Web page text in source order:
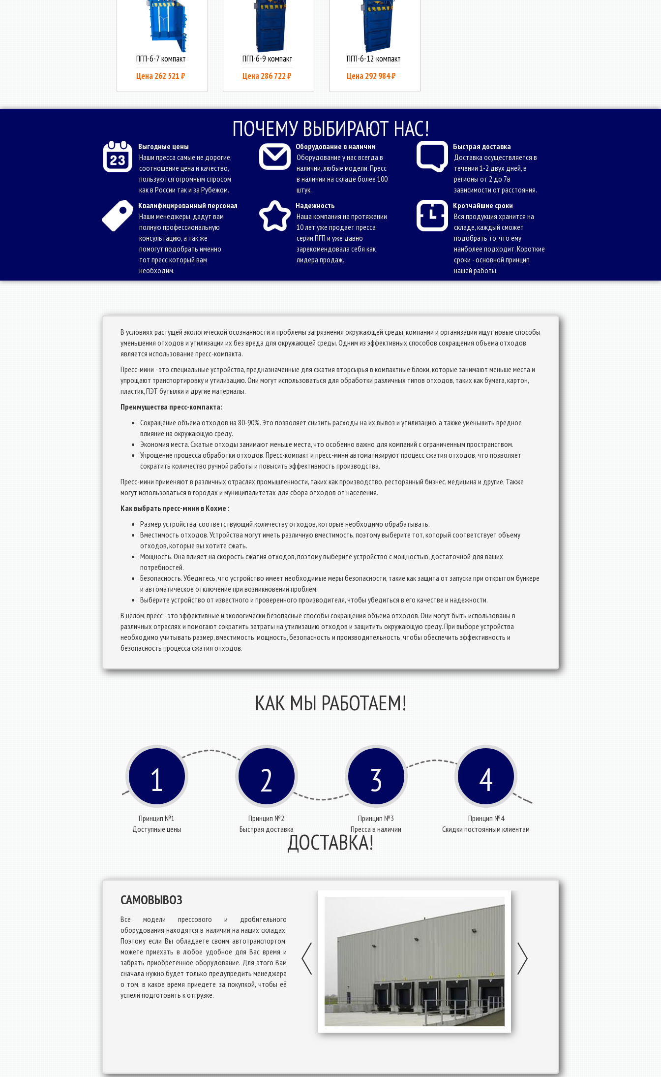
ПГП-6-7 компакт
Цена 262 521 ₽
ПГП-6-9 компакт
Цена 286 722 ₽
ПГП-6-12 компакт
Цена 292 984 ₽
ПОЧЕМУ ВЫБИРАЮТ НАС!
Выгодные цены
Наши пресса самые не дорогие,
соотношение цена и качество,
пользуются огромным спросом
как в России так и за Рубежом.
Оборудование в наличии
Оборудование у нас всегда в
наличии, любые модели. Пресс
в наличии на складе более 100
штук.
Быстрая доставка
Доставка осуществляется в
течении 1-2 двух дней, в
регионы от 2 до 7в
зависимости от расстояния.
Квалифицированный персонал
Наши менеджеры, дадут вам
полную профессиональную
консультацию, а так же
помогут подобрать именно
тот пресс который вам
необходим.
Надежность
Наша компания на протяжении
10 лет уже продает пресса
серии ПГП и уже давно
зарекомендовала себя как
лидера продаж.
Кротчайшие сроки
Вся продукция хранится на
складе, каждый сможет
подобрать то, что ему
наиболее подходит. Короткие
сроки - основной принцип
нашей работы.
В условиях растущей экологической осознанности и проблемы загрязнения окружающей среды, компании и организации ищут новые способы
уменьшения отходов и утилизации их без вреда для окружающей среды. Одним из эффективных способов сокращения объема отходов
является использование пресс-компакта.
Пресс-мини - это специальные устройства, предназначенные для сжатия вторсырья в компактные блоки, которые занимают меньше места и
упрощают транспортировку и утилизацию. Они могут использоваться для обработки различных типов отходов, таких как бумага, картон,
пластик, ПЭТ бутылки и другие материалы.
Преимущества пресс-компакта:
Сокращение объема отходов на 80-90%. Это позволяет снизить расходы на их вывоз и утилизацию, а также уменьшить вредное
влияние на окружающую среду.
Экономия места. Сжатые отходы занимают меньше места, что особенно важно для компаний с ограниченным пространством.
Упрощение процесса обработки отходов. Пресс-компакт и пресс-мини автоматизируют процесс сжатия отходов, что позволяет
сократить количество ручной работы и повысить эффективность производства.
Пресс-мини применяют в различных отраслях промышленности, таких как производство, ресторанный бизнес, медицина и другие. Также
могут использоваться в городах и муниципалитетах для сбора отходов от населения.
Как выбрать пресс-мини в Кохме :
Размер устройства, соответствующий количеству отходов, которые необходимо обрабатывать.
Вместимость отходов. Устройства могут иметь различную вместимость, поэтому выберите тот, который соответствует объему
отходов, которые вы хотите сжать.
Мощность. Она влияет на скорость сжатия отходов, поэтому выберите устройство с мощностью, достаточной для ваших
потребностей.
Безопасность. Убедитесь, что устройство имеет необходимые меры безопасности, такие как защита от запуска при открытом бункере
и автоматическое отключение при возникновении проблем.
Выберите устройство от известного и проверенного производителя, чтобы убедиться в его качестве и надежности.
В целом, пресс - это эффективные и экологически безопасные способы сокращения объема отходов. Они могут быть использованы в
различных отраслях и помогают сократить затраты на утилизацию отходов и защитить окружающую среду. При выборе устройства
необходимо учитывать размер, вместимость, мощность, безопасность и производительность, чтобы обеспечить эффективность и
безопасность процесса сжатия отходов.
КАК МЫ РАБОТАЕМ!
1
Принцип №1
Доступные цены
2
Принцип №2
Быстрая доставка
3
Принцип №3
Пресса в наличии
4
Принцип №4
Скидки постоянным клиентам
ДОСТАВКА!
САМОВЫВОЗ
Все модели прессового и дробительного
оборудования находятся в наличии на наших складах.
Поэтому если Вы обладаете своим автотранспортом,
можете приехать в любое удобное для Вас время и
забрать приобретённое оборудование. Для этого Вам
сначала нужно будет только предупредить менеджера
о том, в какое время приедете за покупкой, чтобы её
успели подготовить к отгрузке.